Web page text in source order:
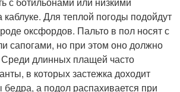
Для теплой погоды подойдут
оксфордов. Пальто в пол носят с
сапогами, но при этом оно должно
Среди длинных плащей часто
в которых застежка доходит
а подол распахивается при